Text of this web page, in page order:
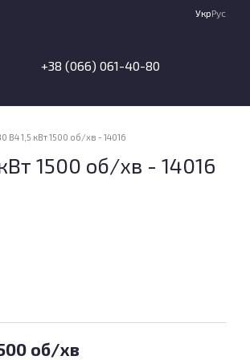
УкрРус
+38 (066) 061-40-80
B4 1,5 кВт 1500 об/хв - 14016
1500 об/хв - 14016
об/хв